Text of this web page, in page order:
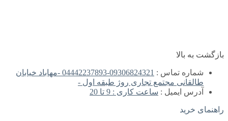
بازگشت به بالا
شماره تماس :
09306824321-04442237893 -مهاباد خیابان
طالقانی مجتمع تجاری روژ طبقه اول -
آدرس ایمیل : ساعت کاری : 9 تا 20
راهنمای خرید